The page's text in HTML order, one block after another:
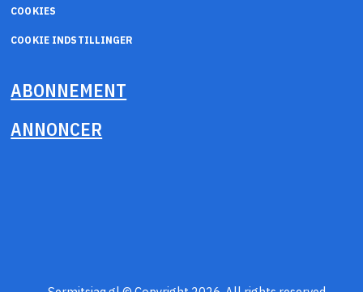
COOKIES
COOKIE INDSTILLINGER
ABONNEMENT
ANNONCER